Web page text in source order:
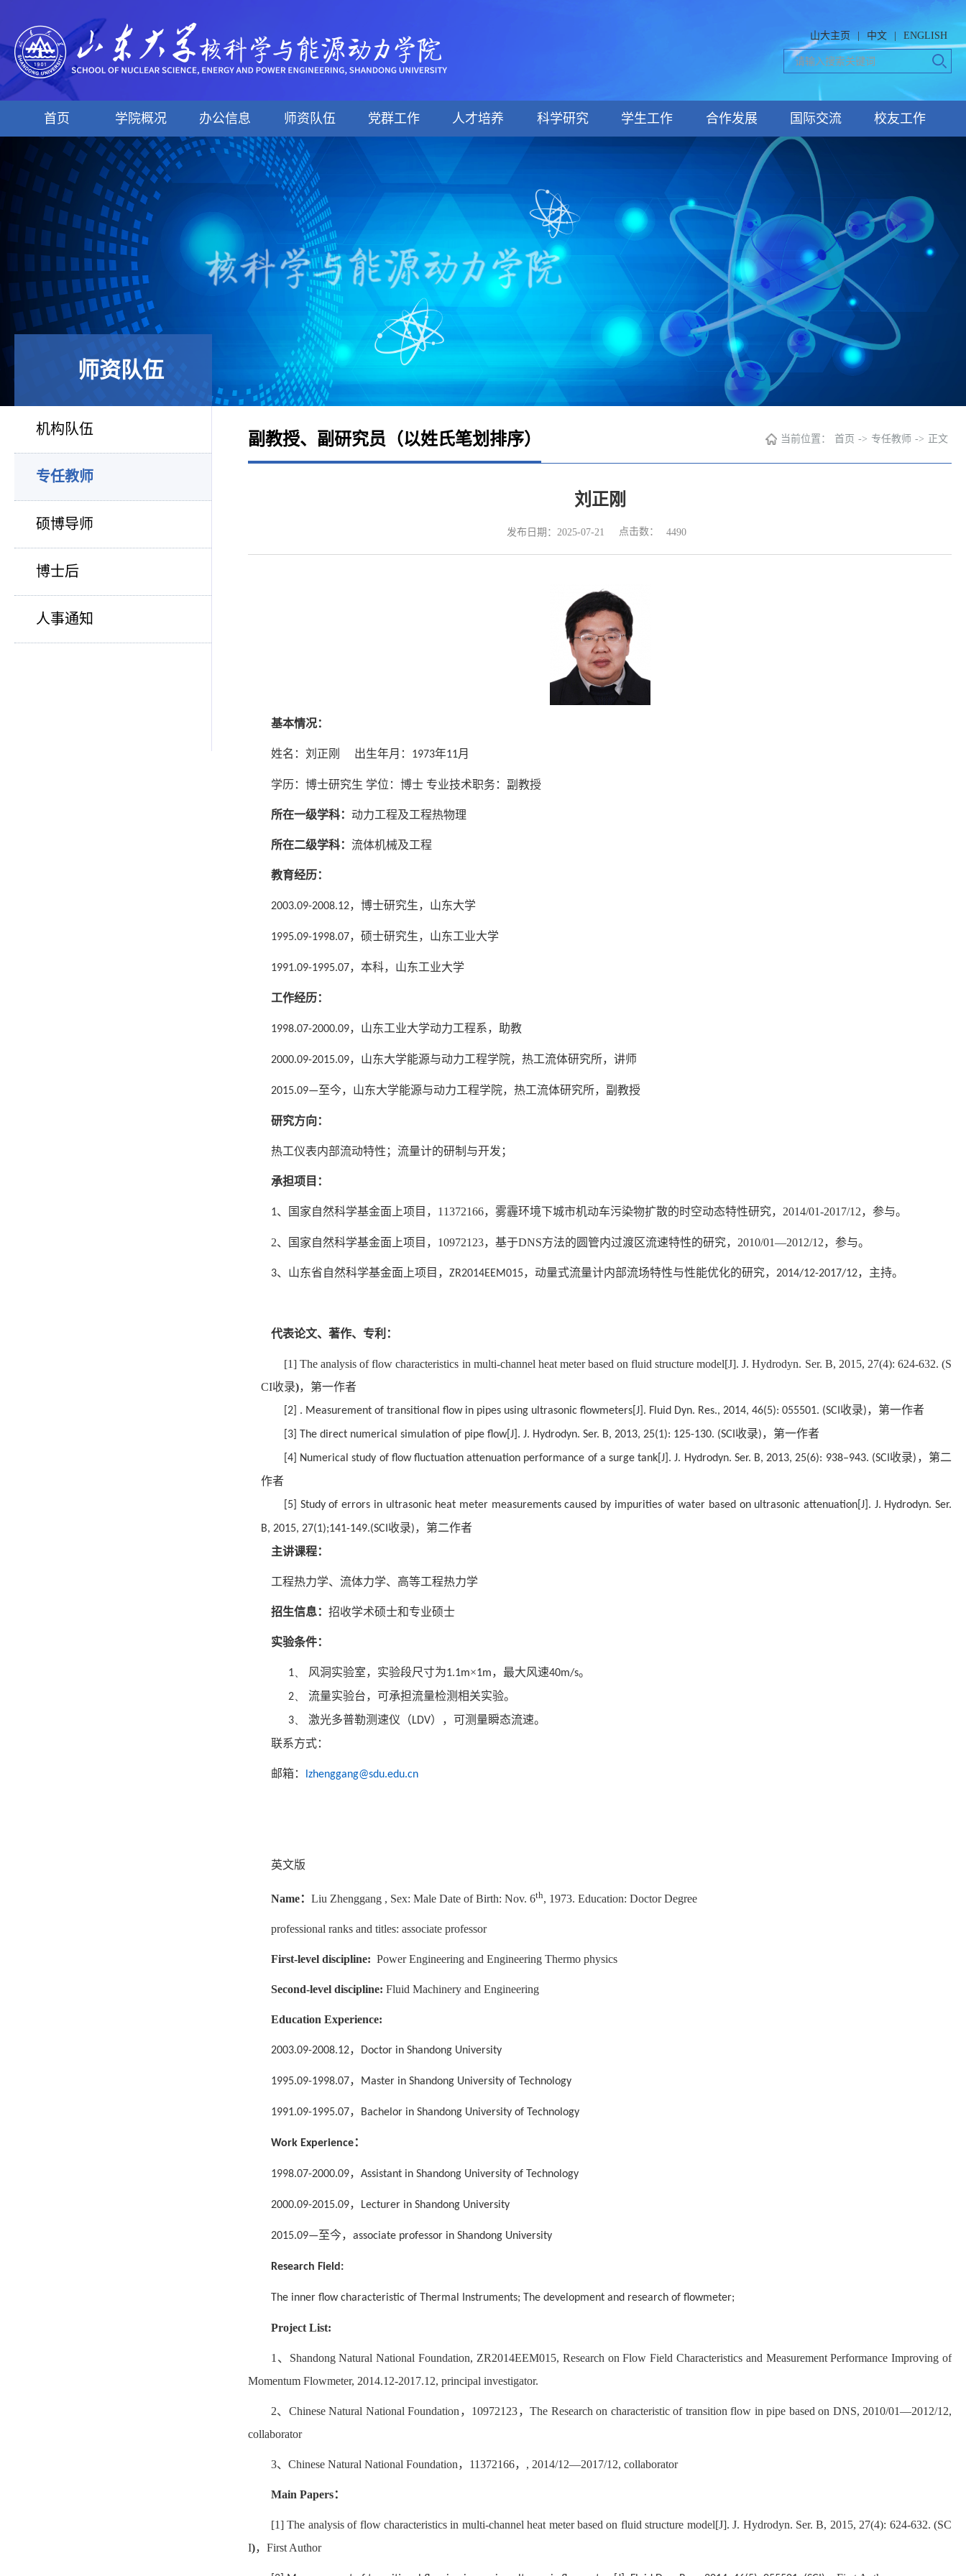
山大主页 中文 ENGLISH
首页 学院概况 办公信息 师资队伍 党群工作 人才培养 科学研究 学生工作 合作发展 国际交流 校友工作
师资队伍
机构队伍
专任教师
硕博导师
博士后
人事通知
副教授、副研究员（以姓氏笔划排序） 当前位置： 首页 -> 专任教师 -> 正文
刘正刚
发布日期：2025-07-21 点击数： 4490
基本情况：
姓名：刘正刚 出生年月： 1973年11月
学历：博士研究生 学位：博士 专业技术职务：副教授
所在一级学科： 动力工程及工程热物理
所在二级学科： 流体机械及工程
教育经历：
2003.09-2008.12，博士研究生，山东大学
1995.09-1998.07，硕士研究生，山东工业大学
1991.09-1995.07，本科，山东工业大学
工作经历：
1998.07-2000.09，山东工业大学动力工程系，助教
2000.09-2015.09，山东大学能源与动力工程学院，热工流体研究所，讲师
2015.09—至今，山东大学能源与动力工程学院，热工流体研究所，副教授
研究方向：
热工仪表内部流动特性；流量计的研制与开发；
承担项目：
1、 国家自然科学基金面上项目， 11372166，雾霾环境下城市机动车污染物扩散的时空动态特性研究， 2014/01-2017/12，参与。
2、国家自然科学基金面上项目， 10972123，基于DNS方法的圆管内过渡区流速特性的研究， 2010/01—2012/12，参与。
3、山东省自然科学基金面上项目， ZR2014EEM015，动量式流量计内部流场特性与性能优化的研究， 2014/12-2017/12，主持。
代表论文、著作、专利：
[1]The analysis of flow characteristics in multi-channel heat meter based on fluid structure model[J]. J. Hydrodyn. Ser. B, 2015, 27(4): 624-632. (S
CI收录)，第一作者
[2] . Measurement of transitional flow in pipes using ultrasonic flowmeters[J]. Fluid Dyn. Res., 2014, 46(5): 055501. (SCI 收录)，第一作者
[3] The direct numerical simulation of pipe flow[J]. J. Hydrodyn. Ser. B, 2013, 25(1): 125-130. (SCI 收录)，第一作者
[4] Numerical study of flow fluctuation attenuation performance of a surge tank[J]. J. Hydrodyn. Ser. B, 2013, 25(6): 938–943. (SCI 收录) ，第二
作者
[5] Study of errors in ultrasonic heat meter measurements caused by impurities of water based on ultrasonic attenuation[J]. J. Hydrodyn. Ser.
B, 2015, 27(1);141-149.(SCI 收录)，第二作者
主讲课程：
工程热力学、流体力学、高等工程热力学
招生信息： 招收学术硕士和专业硕士
实验条件：
1、 风洞实验室，实验段尺寸为1.1m×1m，最大风速40m/s。
2、 流量实验台，可承担流量检测相关实验。
3、 激光多普勒测速仪（LDV），可测量瞬态流速。
联系方式：
邮箱： lzhenggang@sdu.edu.cn
英文版
Name： Liu Zhenggang , Sex: Male Date of Birth: Nov. 6th, 1973. Education: Doctor Degree
professional ranks and titles: associate professor
First-level discipline: Power Engineering and Engineering Thermo physics
Second-level discipline: Fluid Machinery and Engineering
Education Experience:
2003.09-2008.12， Doctor in Shandong University
1995.09-1998.07， Master in Shandong University of Technology
1991.09-1995.07， Bachelor in Shandong University of Technology
Work Experience：
1998.07-2000.09， Assistant in Shandong University of Technology
2000.09-2015.09， Lecturer in Shandong University
2015.09—至今， associate professor in Shandong University
Research Field:
The inner flow characteristic of Thermal Instruments; The development and research of flowmeter;
Project List:
1 、 Shandong Natural National Foundation, ZR2014EEM015, Research on Flow Field Characteristics and Measurement Performance Improving of
Momentum Flowmeter, 2014.12-2017.12, principal investigator.
2、 Chinese Natural National Foundation ， 10972123，The Research on characteristic of transition flow in pipe based on DNS, 2010/01—2012/12,
collaborator
3、 Chinese Natural National Foundation， 11372166， , 2014/12—2017/12, collaborator
Main Papers：
[1] The analysis of flow characteristics in multi-channel heat meter based on fluid structure model[J]. J. Hydrodyn. Ser. B, 2015, 27(4): 624-632. (SC
I)， First Author